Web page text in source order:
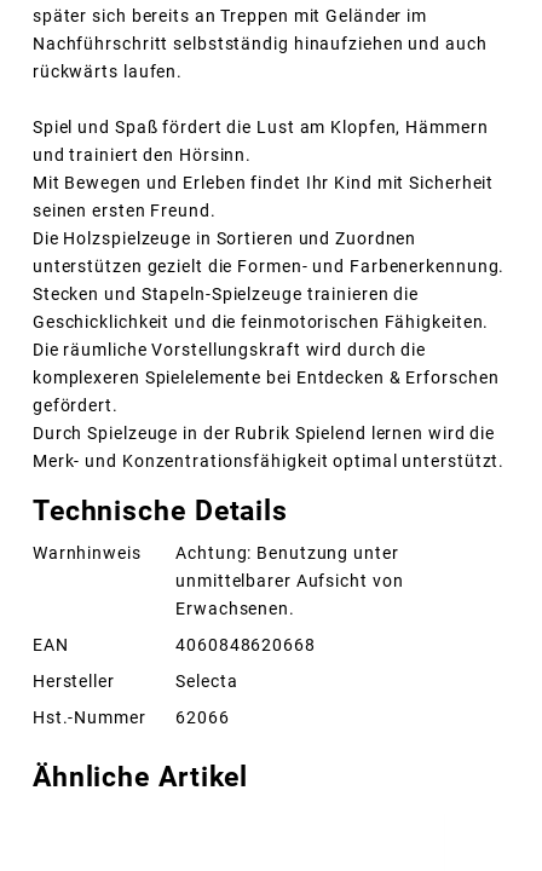
später sich bereits an Treppen mit Geländer im
Nachführschritt selbstständig hinaufziehen und auch
rückwärts laufen.
Spiel und Spaß fördert die Lust am Klopfen, Hämmern
und trainiert den Hörsinn.
Mit Bewegen und Erleben findet Ihr Kind mit Sicherheit
seinen ersten Freund.
Die Holzspielzeuge in Sortieren und Zuordnen
unterstützen gezielt die Formen- und Farbenerkennung.
Stecken und Stapeln-Spielzeuge trainieren die
Geschicklichkeit und die feinmotorischen Fähigkeiten.
Die räumliche Vorstellungskraft wird durch die
komplexeren Spielelemente bei Entdecken & Erforschen
gefördert.
Durch Spielzeuge in der Rubrik Spielend lernen wird die
Merk- und Konzentrationsfähigkeit optimal unterstützt.
Technische Details
Warnhinweis
Achtung: Benutzung unter
unmittelbarer Aufsicht von
Erwachsenen.
EAN
4060848620668
Hersteller
Selecta
Hst.-Nummer
62066
Ähnliche Artikel